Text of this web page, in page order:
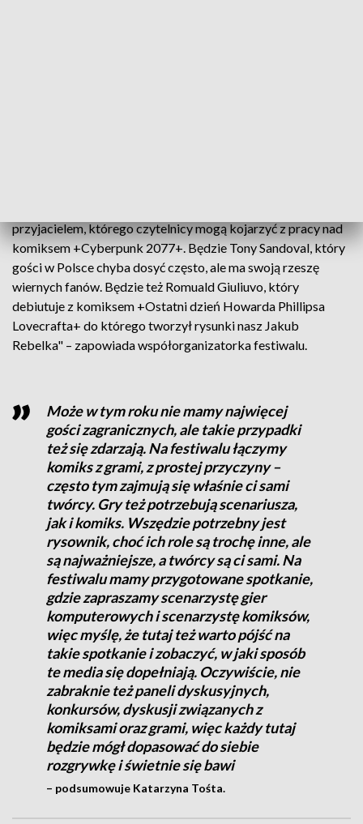
przyjacielem, którego czytelnicy mogą kojarzyć z pracy nad
komiksem +Cyberpunk 2077+. Będzie Tony Sandoval, który
gości w Polsce chyba dosyć często, ale ma swoją rzeszę
wiernych fanów. Będzie też Romuald Giuliuvo, który
debiutuje z komiksem +Ostatni dzień Howarda Phillipsa
Lovecrafta+ do którego tworzył rysunki nasz Jakub
Rebelka" – zapowiada współorganizatorka festiwalu.
Może w tym roku nie mamy najwięcej
gości zagranicznych, ale takie przypadki
też się zdarzają. Na festiwalu łączymy
komiks z grami, z prostej przyczyny –
często tym zajmują się właśnie ci sami
twórcy. Gry też potrzebują scenariusza,
jak i komiks. Wszędzie potrzebny jest
rysownik, choć ich role są trochę inne, ale
są najważniejsze, a twórcy są ci sami. Na
festiwalu mamy przygotowane spotkanie,
gdzie zapraszamy scenarzystę gier
komputerowych i scenarzystę komiksów,
więc myślę, że tutaj też warto pójść na
takie spotkanie i zobaczyć, w jaki sposób
te media się dopełniają. Oczywiście, nie
zabraknie też paneli dyskusyjnych,
konkursów, dyskusji związanych z
komiksami oraz grami, więc każdy tutaj
będzie mógł dopasować do siebie
rozgrywkę i świetnie się bawi
– podsumowuje Katarzyna Tośta.